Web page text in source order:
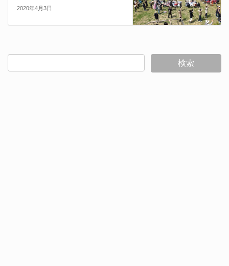
2020年4月3日